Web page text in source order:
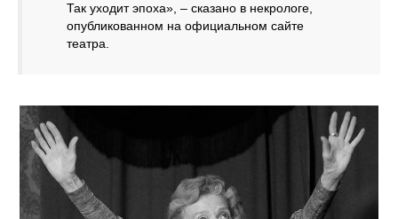
Так уходит эпоха», – сказано в некрологе,
опубликованном на официальном сайте
театра.